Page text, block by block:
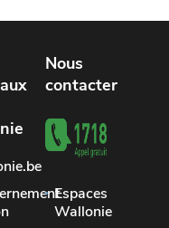
Nous
contacter
Espaces
Wallonie